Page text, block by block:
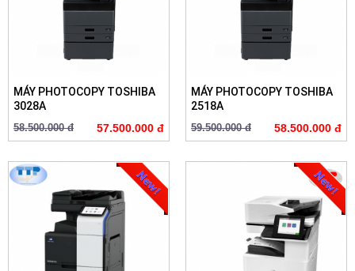
MÁY PHOTOCOPY TOSHIBA
3028A
58.500.000 đ 57.500.000 đ
MÁY PHOTOCOPY TOSHIBA
2518A
59.500.000 đ 58.500.000 đ